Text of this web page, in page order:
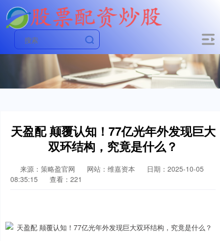
天盈配 颠覆认知！77亿光年外发现巨大
双环结构，究竟是什么？
来源：策略盈官网 网站：维嘉资本
日期：2025-10-05
08:35:15
查看：221